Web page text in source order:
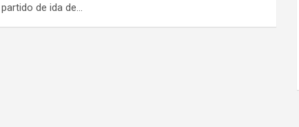
partido de ida de…